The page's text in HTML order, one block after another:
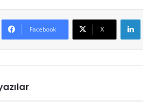
Facebook X